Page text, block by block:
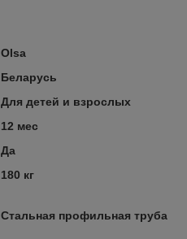
Olsa
Беларусь
Для детей и взрослых
12 мес
Да
180 кг
Стальная профильная труба